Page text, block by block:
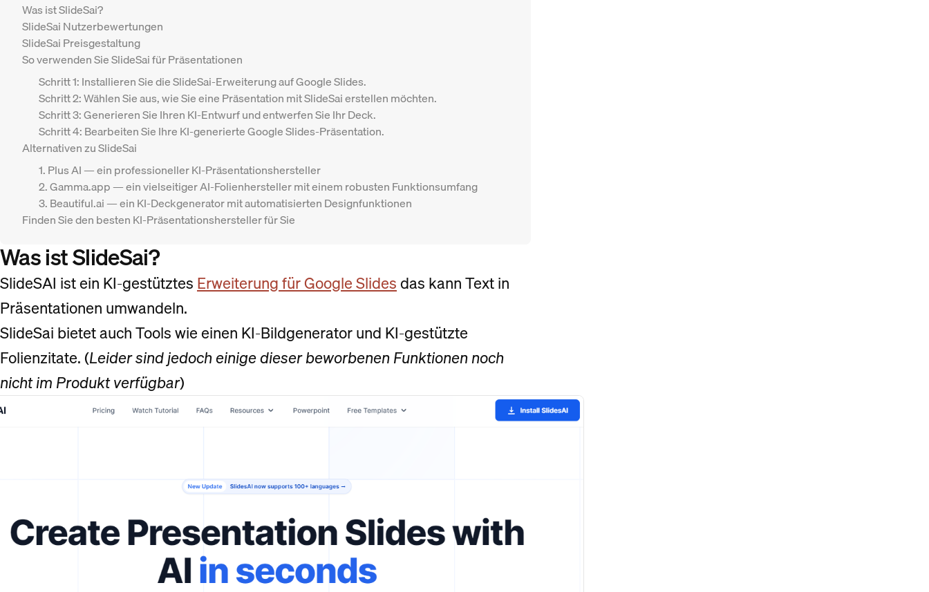
‍Was ist SlideSai?
SlideSai Nutzerbewertungen
SlideSai Preisgestaltung
So verwenden Sie SlideSai für Präsentationen
Schritt 1: Installieren Sie die SlideSai-Erweiterung auf Google Slides.
Schritt 2: Wählen Sie aus, wie Sie eine Präsentation mit SlideSai erstellen möchten.
Schritt 3: Generieren Sie Ihren KI-Entwurf und entwerfen Sie Ihr Deck.
Schritt 4: Bearbeiten Sie Ihre KI-generierte Google Slides-Präsentation.
Alternativen zu SlideSai
1. Plus AI — ein professioneller KI-Präsentationshersteller
2. Gamma.app — ein vielseitiger AI-Folienhersteller mit einem robusten Funktionsumfang
3. Beautiful.ai — ein KI-Deckgenerator mit automatisierten Designfunktionen
Finden Sie den besten KI-Präsentationshersteller für Sie
Was ist SlideSai?
SlideSAI ist ein KI-gestütztes Erweiterung für Google Slides das kann Text in
Präsentationen umwandeln.
SlideSai bietet auch Tools wie einen KI-Bildgenerator und KI-gestützte
Folienzitate. (Leider sind jedoch einige dieser beworbenen Funktionen noch
nicht im Produkt verfügbar)